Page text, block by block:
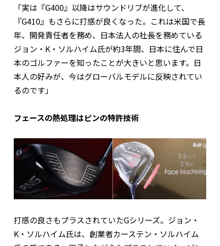
「実は『G400』以降はサウンドリブが進化して、
『G410』もさらに打感が良くなった。これは米国で長
年、開発責任者を務め、日本法人の社長を務めている
ジョン・K・ソルハイム氏が約3年間、日本に住んで日
本のゴルファーを知ったことが大きいと思います。日
本人の好みが、今はグローバルモデルに反映されてい
るのです」
フェースの熱処理はピンの特許技術
打感の良さもプラスされていたGシリーズ。ジョン・
K・ソルハイム氏は、創業者カーステン・ソルハイム